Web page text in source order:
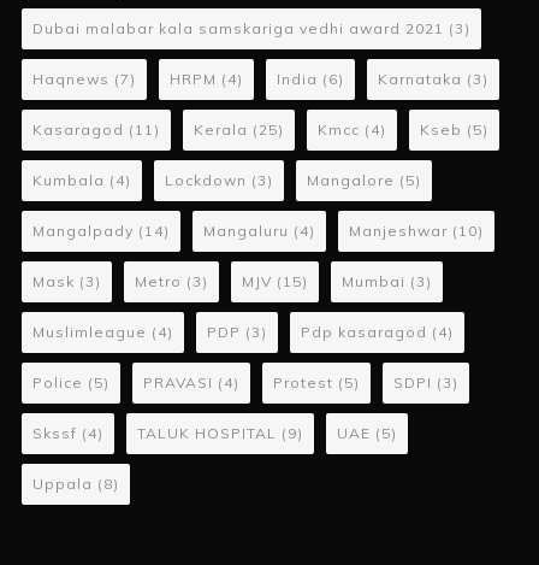
Dubai malabar kala samskariga vedhi award 2021 (3)
Haqnews (7) HRPM (4) India (6) Karnataka (3)
Kasaragod (11) Kerala (25) Kmcc (4) Kseb (5)
Kumbala (4) Lockdown (3) Mangalore (5)
Mangalpady (14) Mangaluru (4) Manjeshwar (10)
Mask (3) Metro (3) MJV (15) Mumbai (3)
Muslimleague (4) PDP (3) Pdp kasaragod (4)
Police (5) PRAVASI (4) Protest (5) SDPI (3)
Skssf (4) TALUK HOSPITAL (9) UAE (5)
Uppala (8)